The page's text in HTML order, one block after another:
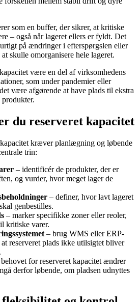
som en buffer, der sikrer, at kritiske
– også når lageret ellers er fyldt. Det
på ændringer i efterspørgslen eller
skulle omorganisere hele lageret.
være en del af virksomhedens
som under pandemier eller
være afgørende at have plads til ekstra
du reserveret kapacitet
kræver planlægning og løbende
trin:
– identificér de produkter, der er
og vurder, hvor meget lager de
– definer, hvor lavt lageret
genbestilles.
– marker specifikke zoner eller reoler,
kritiske varer.
– brug WMS eller ERP-
reserveret plads ikke utilsigtet bliver
for reserveret kapacitet ændrer
derfor løbende, om pladsen udnyttes